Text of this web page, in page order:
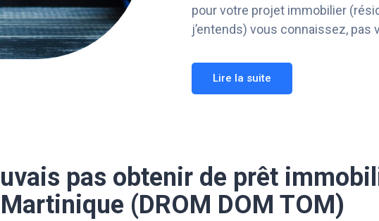
pour votre projet immobilier
j’entends) vous connaissez, pas
Lire la suite
pas obtenir de prêt
(DROM DOM TOM)